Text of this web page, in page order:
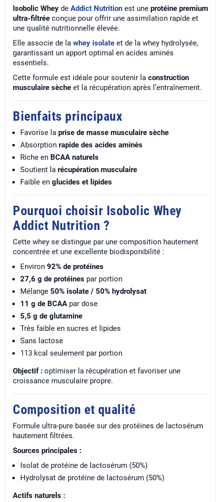
Isobolic Whey de Addict Nutrition est une protéine premium
ultra-filtrée conçue pour offrir une assimilation rapide et
une qualité nutritionnelle élevée.
Elle associe de la whey isolate et de la whey hydrolysée,
garantissant un apport optimal en acides aminés
essentiels.
Cette formule est idéale pour soutenir la construction
musculaire sèche et la récupération après l’entraînement.
Bienfaits principaux
Favorise la prise de masse musculaire sèche
Absorption rapide des acides aminés
Riche en BCAA naturels
Soutient la récupération musculaire
Faible en glucides et lipides
Pourquoi choisir Isobolic Whey
Addict Nutrition ?
Cette whey se distingue par une composition hautement
concentrée et une excellente biodisponibilité :
Environ 92% de protéines
27,6 g de protéines par portion
Mélange 50% isolate / 50% hydrolysat
11 g de BCAA par dose
5,5 g de glutamine
Très faible en sucres et lipides
Sans lactose
113 kcal seulement par portion
Objectif : optimiser la récupération et favoriser une
croissance musculaire propre.
Composition et qualité
Formule ultra-pure basée sur des protéines de lactosérum
hautement filtrées.
Sources principales :
Isolat de protéine de lactosérum (50%)
Hydrolysat de protéine de lactosérum (50%)
Actifs naturels :